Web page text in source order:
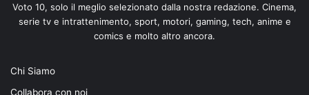
Voto 10, solo il meglio selezionato dalla nostra redazione. Cinema,
serie tv e intrattenimento, sport, motori, gaming, tech, anime e
comics e molto altro ancora.
Chi Siamo
Collabora con noi